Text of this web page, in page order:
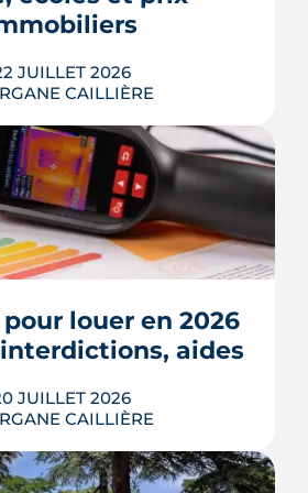
L'ARTICLE
JUILLET 2026
CAILLIÈRE
loisirs, transports,
et prix au m2 : le guide
Garonne.
LIRE L'ARTICLE
louer en 2026
interdictions, aides
JUILLET 2026
CAILLIÈRE